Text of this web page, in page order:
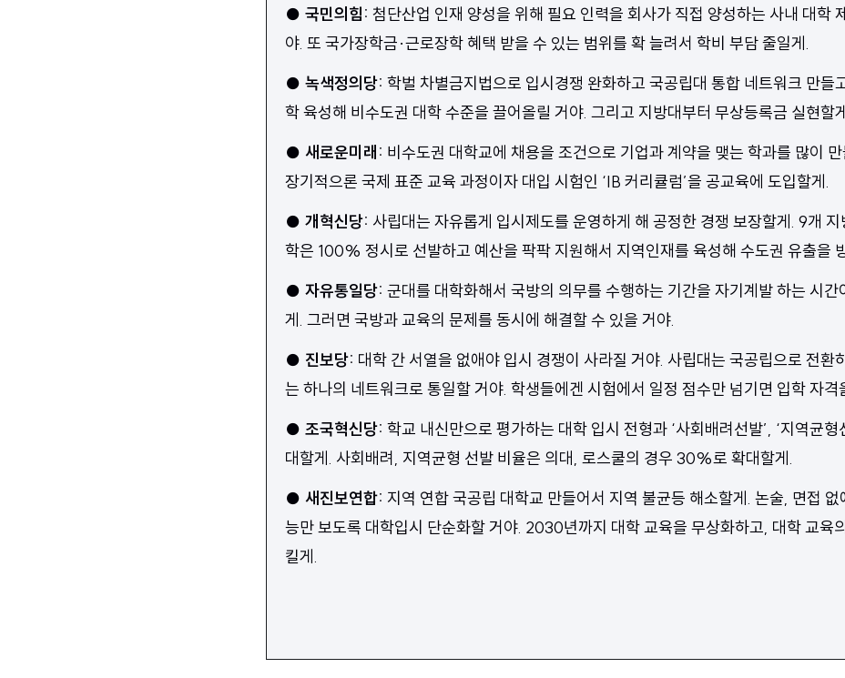
● 국민의힘: 첨단산업 인재 양성을 위해 필요 인력을 회사가 직접 양성하는 사내 대학
야. 또 국가장학금·근로장학 혜택 받을 수 있는 범위를 확 늘려서 학비 부담 줄일게.
● 녹색정의당: 학벌 차별금지법으로 입시경쟁 완화하고 국공립대 통합 네트워크 만들
학 육성해 비수도권 대학 수준을 끌어올릴 거야. 그리고 지방대부터 무상등록금 실현할
● 새로운미래 : 비수도권 대학교에 채용을 조건으로 기업과 계약을 맺는 학과를 많이
장기적으론 국제 표준 교육 과정이자 대입 시험인 ‘IB 커리큘럼’을 공교육에 도입할게.
● 개혁신당: 사립대는 자유롭게 입시제도를 운영하게 해 공정한 경쟁 보장할게. 9개 지
학은 100% 정시로 선발하고 예산을 팍팍 지원해서 지역인재를 육성해 수도권 유출을
● 자유통일당: 군대를 대학화해서 국방의 의무를 수행하는 기간을 자기계발 하는 시간
게. 그러면 국방과 교육의 문제를 동시에 해결할 수 있을 거야.
● 진보당: 대학 간 서열을 없애야 입시 경쟁이 사라질 거야. 사립대는 국공립으로 전환
는 하나의 네트워크로 통일할 거야. 학생들에겐 시험에서 일정 점수만 넘기면 입학 자격
● 조국혁신당: 학교 내신만으로 평가하는 대학 입시 전형과 ‘사회배려선발’, ‘지역균형
대할게. 사회배려, 지역균형 선발 비율은 의대, 로스쿨의 경우 30%로 확대할게.
● 새진보연합: 지역 연합 국공립 대학교 만들어서 지역 불균등 해소할게. 논술, 면접 없
능만 보도록 대학입시 단순화할 거야. 2030년까지 대학 교육을 무상화하고, 대학 교육
킬게.